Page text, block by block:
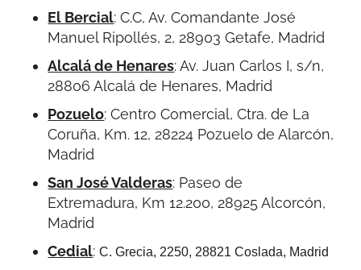
El Bercial:C.C, Av. Comandante José
Manuel Ripollés, 2, 28903 Getafe, Madrid
Alcalá de Henares:Av. Juan Carlos I, s/n,
28806 Alcalá de Henares, Madrid
Pozuelo:Centro Comercial, Ctra. de La
Coruña, Km. 12, 28224 Pozuelo de Alarcón,
Madrid
San José Valderas: Paseo de
Extremadura, Km 12.200, 28925 Alcorcón,
Madrid
Cedial:C. Grecia, 2250, 28821 Coslada, Madrid